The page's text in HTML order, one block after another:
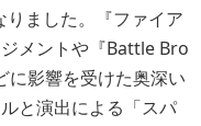
ました。『ファイア
メントや『Battle Bro
影響を受けた奥深い
と演出による 「スパ